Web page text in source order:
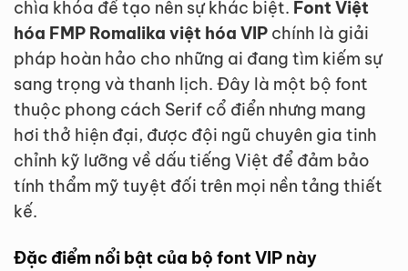
chìa khóa để tạo nên sự khác biệt. Font Việt
hóa FMP Romalika việt hóa VIP chính là giải
pháp hoàn hảo cho những ai đang tìm kiếm sự
sang trọng và thanh lịch. Đây là một bộ font
thuộc phong cách Serif cổ điển nhưng mang
hơi thở hiện đại, được đội ngũ chuyên gia tinh
chỉnh kỹ lưỡng về dấu tiếng Việt để đảm bảo
tính thẩm mỹ tuyệt đối trên mọi nền tảng thiết
kế.
Đặc điểm nổi bật của bộ font VIP này